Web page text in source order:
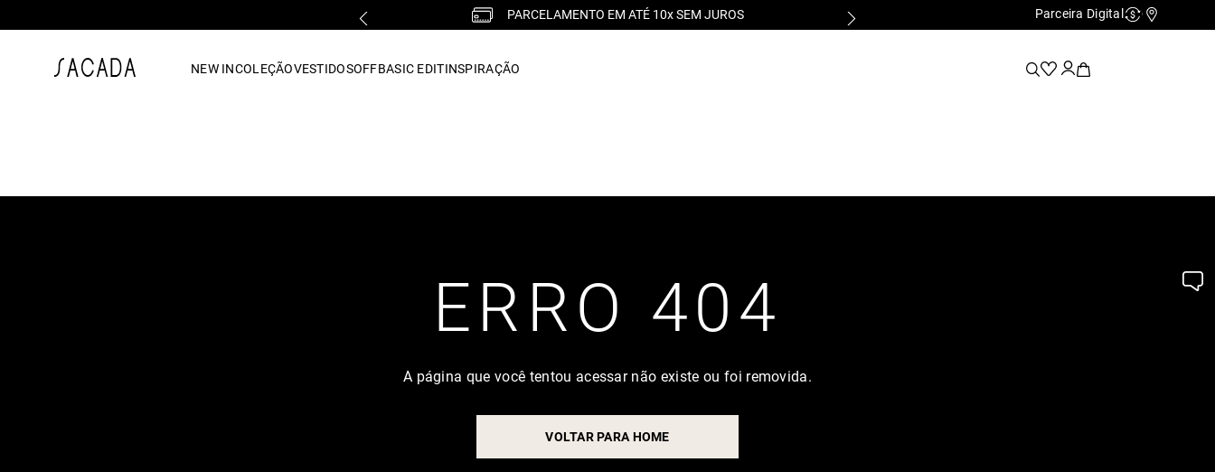
FALE COM UMA LOJA FÍSICA Parceira Digital Cashback
NEW INCOLEÇÃOVESTIDOSOFFBASIC EDITINSPIRAÇÃO
ERRO 404
A página que você tentou acessar não existe ou foi removida.
VOLTAR PARA HOME
vestido midi
7º macacão